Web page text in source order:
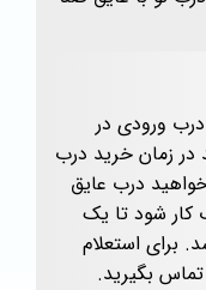
ورودی در
زمان خرید درب
درب عایق
کار شود تا یک
برای استعلام
بگیرید.